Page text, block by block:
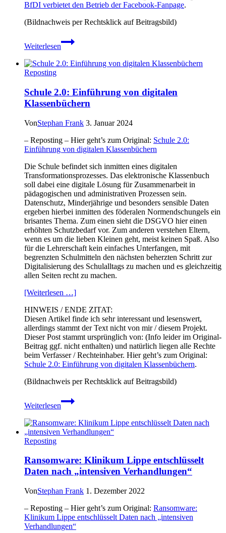
BfDI verbietet den Betrieb der Facebook-Fanpage.
(Bildnachweis per Rechtsklick auf Beitragsbild)
Weiterlesen
BfDI
verbietet
Betrieb
Fanpage
Reposting
Schule 2.0: Einführung von digitalen
Klassenbüchern
VonStephan Frank 3. Januar 2024
– Reposting – Hier geht’s zum Original: Schule 2.0:
Einführung von digitalen Klassenbüchern
Die Schule befindet sich inmitten eines digitalen
Transformationsprozesses. Das elektronische Klassenbuch
soll dabei eine digitale Lösung für Zusammenarbeit in
pädagogischen und administrativen Prozessen sein.
Datenschutz, Minderjährige und besonders sensible Daten
ergeben hierbei inmitten des föderalen Normendschungels ein
brisantes Thema. Zum einen sieht die DSGVO hier einen
erhöhten Schutzbedarf vor. Zum anderen verstehen Eltern,
wenn es um die lieben Kleinen geht, meist keinen Spaß. Also
für die Lehrerschaft kein einfaches Unterfangen, mit
begrenzten Schulmitteln den nächsten beherzten Schritt zur
Digitalisierung des Schulalltags zu machen und es gleichzeitig
allen Seiten recht zu machen.
[Weiterlesen …]
HINWEIS / ENDE ZITAT:
Diesen Artikel finde ich sehr interessant und lesenswert,
allerdings stammt der Text nicht von mir / diesem Projekt.
Dieser Post stammt ursprünglich von: (Info leider im Original-
Beitrag ggf. nicht enthalten) und natürlich liegen alle Rechte
beim Verfasser / Rechteinhaber. Hier geht’s zum Original:
Schule 2.0: Einführung von digitalen Klassenbüchern.
(Bildnachweis per Rechtsklick auf Beitragsbild)
Weiterlesen
Schule
2.0:
von
digitalen
Reposting
Ransomware: Klinikum Lippe entschlüsselt
Daten nach „intensiven Verhandlungen“
VonStephan Frank 1. Dezember 2022
– Reposting – Hier geht’s zum Original: Ransomware:
Klinikum Lippe entschlüsselt Daten nach „intensiven
Verhandlungen“